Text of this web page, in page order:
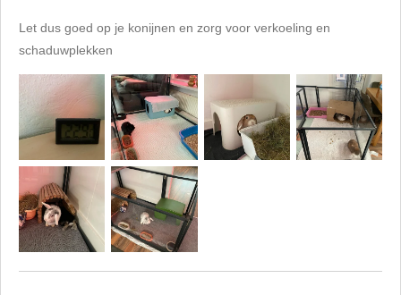
Let dus goed op je konijnen en zorg voor verkoeling en
schaduwplekken